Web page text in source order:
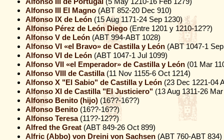
Alfonso III El Magno (ABT 852-20 Dec 910)
Alfonso IX de León (15 Aug 1171-24 Sep 1230)
Alfonso Pérez de León Diego (Entre 1201 y 1210-12??)
Alfonso V de León (ABT 994-ABT 1028)
Alfonso VI «el Bravo» de Castilla y León (ABT 1047-1
Alfonso VI de León (ABT 1047-1 Jul 1099)
Alfonso VII «el Emperador» de Castilla y León (01 Mar
Alfonso VIII de Castilla(11 Nov 1155-6 Oct 1214)
Alfonso X "El Sabio" de Castilla y León (23 Dec 1221-04
Alfonso XI de Castilla "El Justiciero" (13 Aug 1311-26
Alfonso Benito (hijo) (16??-16??)
Alfonso Benito (16??-16??)
Alfonso Teresa(11??-12??)
Alfred the Great (ABT 849-26 Oct 899)
Alfric (Abbo) von Dreini von Sachsen (ABT 760-ABT 834)